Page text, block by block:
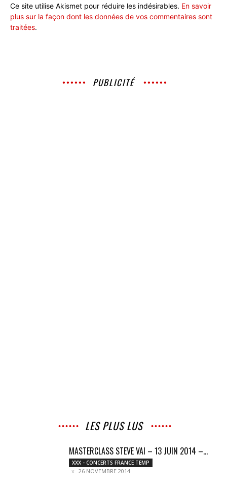
Ce site utilise Akismet pour réduire les indésirables. En savoir
plus sur la façon dont les données de vos commentaires sont
traitées.
PUBLICITÉ
LES PLUS LUS
MASTERCLASS STEVE VAI – 13 JUIN 2014 –...
XXX - CONCERTS FRANCE TEMP
26 NOVEMBRE 2014